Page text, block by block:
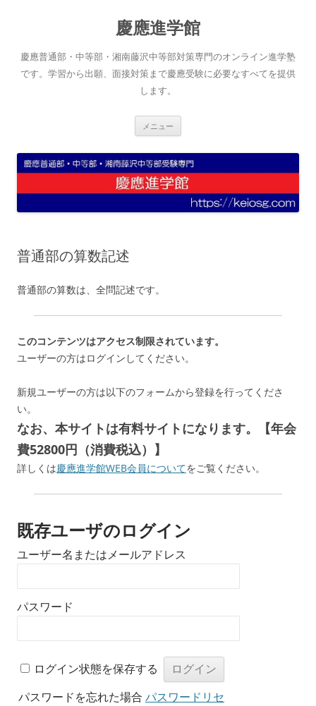
へ
ス
キ
慶應進学館
慶應普通部・中等部・湘南藤沢中等部対策専門のオンライン進学塾
です。学習から出願、面接対策まで慶應受験に必要なすべてを提供
します。
メニュー
普通部の算数記述
普通部の算数は、全問記述です。
このコンテンツはアクセス制限されています。
ユーザーの方はログインしてください。
新規ユーザーの方は以下のフォームから登録を行ってくださ
い。
なお、本サイトは有料サイトになります。【年会
費52800円（消費税込）】
詳しくは慶應進学館WEB会員についてをご覧ください。
既存ユーザのログイン
ユーザー名またはメールアドレス
パスワード
ログイン状態を保存する
パスワードを忘れた場合 パスワードリセ